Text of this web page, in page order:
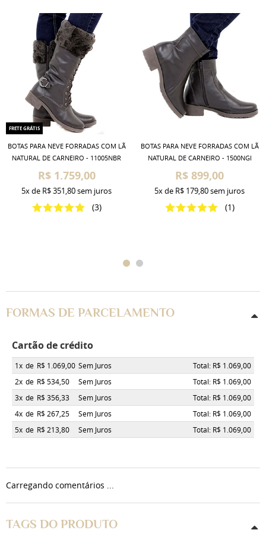
FRETE GRÁTIS
BOTAS PARA NEVE FORRADAS COM LÃ
NATURAL DE CARNEIRO - 11005NBR
R$ 1.759,00
(3)
5xde R$ 351,80sem juros
BOTAS PARA NEVE FORRADAS COM LÃ
NATURAL DE CARNEIRO - 1500NGI
R$ 899,00
(1)
5xde R$ 179,80sem juros
FORMAS DE PARCELAMENTO
Cartão de crédito
1x de R$ 1.069,00 Sem Juros
Total: R$ 1.069,00
2x de R$ 534,50 Sem Juros
Total: R$ 1.069,00
3x de R$ 356,33 Sem Juros
Total: R$ 1.069,00
4x de R$ 267,25 Sem Juros
Total: R$ 1.069,00
5x de R$ 213,80 Sem Juros Total: R$ 1.069,00
Carregando comentários ...
TAGS DO PRODUTO